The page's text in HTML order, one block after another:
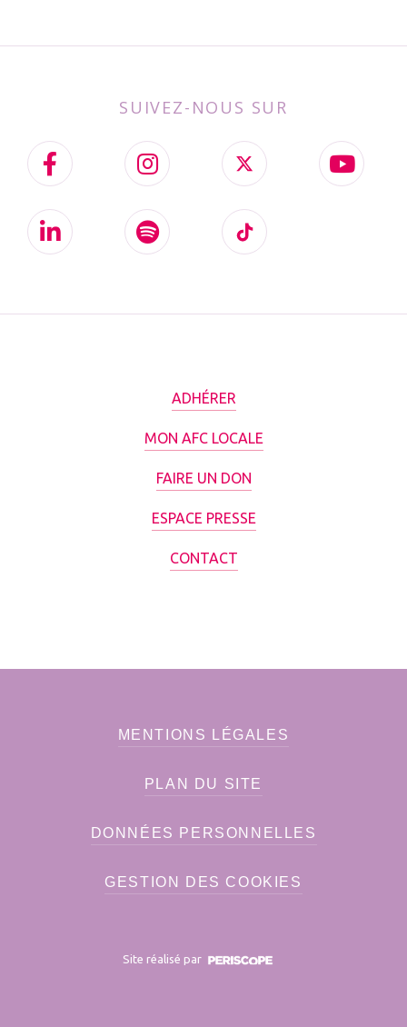
SUIVEZ-NOUS SUR
ADHÉRER
MON AFC LOCALE
FAIRE UN DON
ESPACE PRESSE
CONTACT
MENTIONS LÉGALES
PLAN DU SITE
DONNÉES PERSONNELLES
GESTION DES COOKIES
Site réalisé par